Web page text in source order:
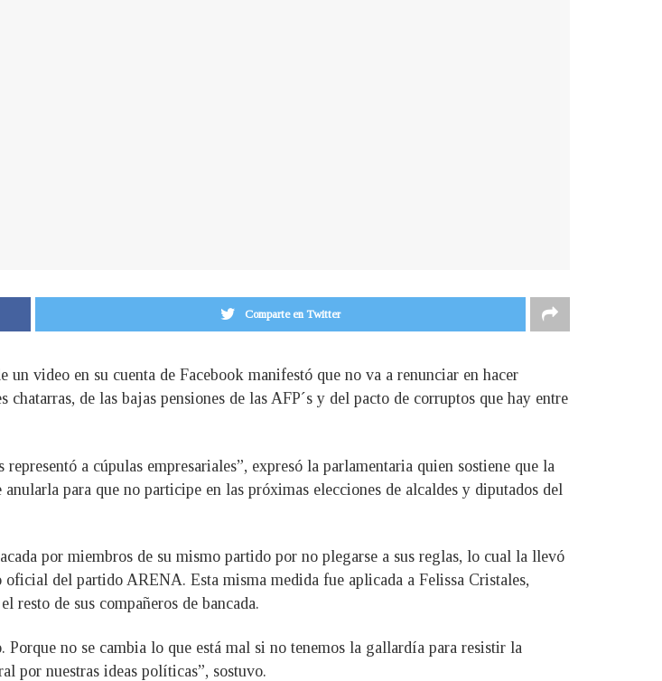
Comparte en Twitter
video en su cuenta de Facebook manifestó que no va a renunciar en hacer
de las bajas pensiones de las AFP´s y del pacto de corruptos que hay entre
a cúpulas empresariales”, expresó la parlamentaria quien sostiene que la
para que no participe en las próximas elecciones de alcaldes y diputados del
por miembros de su mismo partido por no plegarse a sus reglas, lo cual la llevó
del partido ARENA. Esta misma medida fue aplicada a Felissa Cristales,
resto de sus compañeros de bancada.
no se cambia lo que está mal si no tenemos la gallardía para resistir la
por nuestras ideas políticas”, sostuvo.